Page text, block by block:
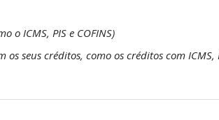
o ICMS, PIS e COFINS)
seus créditos, como os créditos com ICMS,